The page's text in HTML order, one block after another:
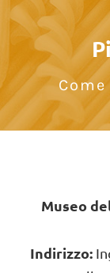
Museo
Indirizzo: